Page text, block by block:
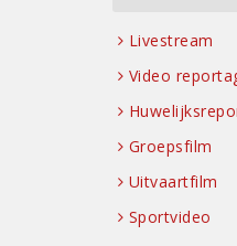
Livestream
Video
Groepsfilm
Uitvaartfilm
Sportvideo